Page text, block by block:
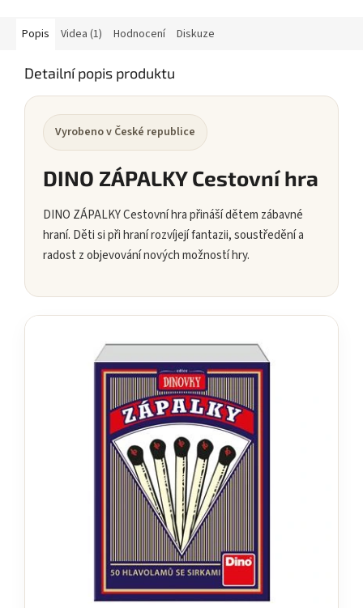
Popis Videa (1) Hodnocení Diskuze
Detailní popis produktu
Vyrobeno v České republice
DINO ZÁPALKY Cestovní hra
DINO ZÁPALKY Cestovní hra přináší dětem zábavné
hraní. Děti si při hraní rozvíjejí fantazii, soustředění a
radost z objevování nových možností hry.